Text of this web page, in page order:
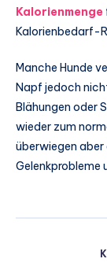
Kalorienmenge
Kalorienbedarf-
Manche Hunde
Napf jedoch
Blähungen oder
wieder zum
überwiegen
Gelenkprobleme